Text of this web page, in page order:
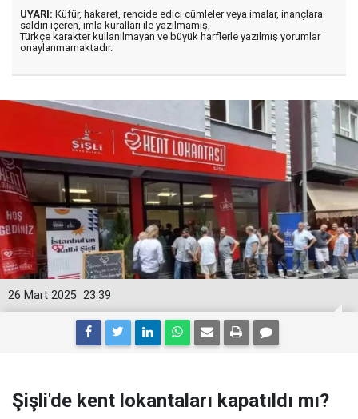
UYARI: Küfür, hakaret, rencide edici cümleler veya imalar, inançlara
saldırı içeren, imla kuralları ile yazılmamış,
Türkçe karakter kullanılmayan ve büyük harflerle yazılmış yorumlar
onaylanmamaktadır.
23:39
26 Mart 2025
Şişli'de kent lokantaları kapatıldı mı?